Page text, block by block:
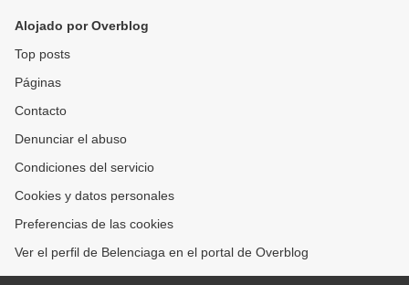
Alojado por Overblog
Top posts
Páginas
Contacto
Denunciar el abuso
Condiciones del servicio
Cookies y datos personales
Preferencias de las cookies
Ver el perfil de Belenciaga en el portal de Overblog